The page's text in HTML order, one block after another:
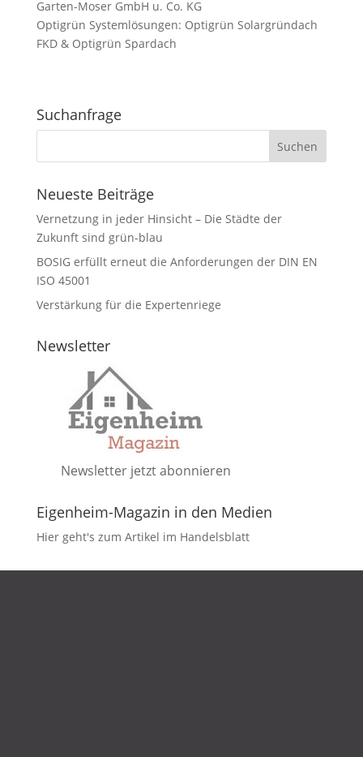
Garten-Moser GmbH u. Co. KG
Optigrün Systemlösungen: Optigrün Solargründach
FKD & Optigrün Spardach
Suchanfrage
Neueste Beiträge
Vernetzung in jeder Hinsicht – Die Städte der
Zukunft sind grün-blau
BOSIG erfüllt erneut die Anforderungen der DIN EN
ISO 45001
Verstärkung für die Expertenriege
Newsletter
Newsletter jetzt abonnieren
Eigenheim-Magazin in den Medien
Hier geht's zum Artikel im Handelsblatt
DATENSCHUTZ